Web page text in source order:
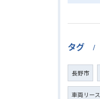
タグ
長野市
車両リース